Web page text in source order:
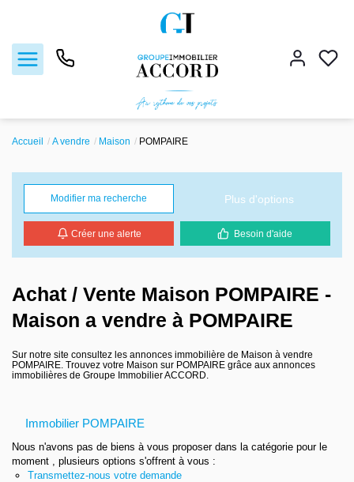
Locations
Estimation
Gestion locative
Nos agences
Contact
Accueil A vendre Maison POMPAIRE
Modifier ma recherche Plus d'options
Créer une alerte Besoin d'aide
Achat / Vente Maison POMPAIRE -
Maison a vendre à POMPAIRE
Sur notre site consultez les annonces immobilière de Maison à vendre
POMPAIRE. Trouvez votre Maison sur POMPAIRE grâce aux annonces
immobilières de Groupe Immobilier ACCORD.
Immobilier POMPAIRE
Nous n'avons pas de biens à vous proposer dans la catégorie pour le
moment , plusieurs options s'offrent à vous :
Transmettez-nous votre demande